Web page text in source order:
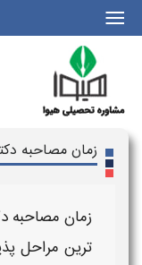
|||
زمان مصاحبه
زمان مصاحبه
ترین مراحل